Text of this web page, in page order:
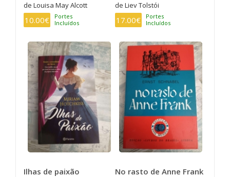
de Louisa May Alcott
10.00€
Portes
Incluídos
de Liev Tolstói
17.00€
Portes
Incluídos
Ilhas de paixão No rasto de Anne Frank